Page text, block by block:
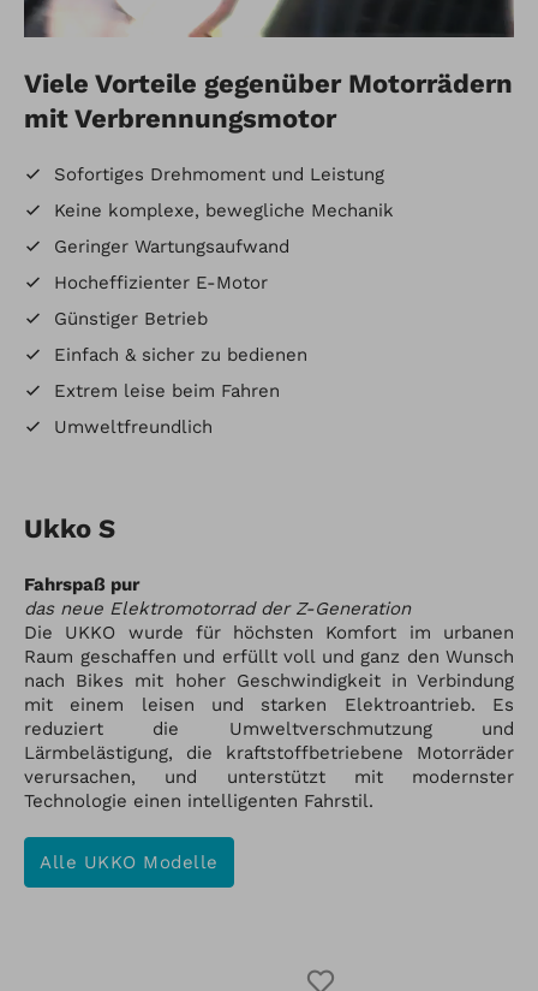
Viele Vorteile gegenüber Motorrädern
mit Verbrennungsmotor
Sofortiges Drehmoment und Leistung
Keine komplexe, bewegliche Mechanik
Geringer Wartungsaufwand
Hocheffizienter E-Motor
Günstiger Betrieb
Einfach & sicher zu bedienen
Extrem leise beim Fahren
Umweltfreundlich
Ukko S
Fahrspaß pur
das neue Elektromotorrad der Z-Generation
Die UKKO wurde für höchsten Komfort im urbanen
Raum geschaffen und erfüllt voll und ganz den Wunsch
nach Bikes mit hoher Geschwindigkeit in Verbindung
mit einem leisen und starken Elektroantrieb. Es
reduziert die Umweltverschmutzung und
Lärmbelästigung, die kraftstoffbetriebene Motorräder
verursachen, und unterstützt mit modernster
Technologie einen intelligenten Fahrstil.
Alle UKKO Modelle